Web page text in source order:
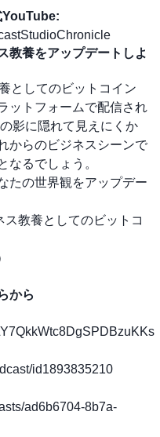
教養をアップデートしよ
としてのビットコイン
ットフォームで配信され
影に隠れて見えにくか
からのビジネスシーンで
なるでしょう。
たの世界観をアップデー
教養としてのビットコ
から
id1893835210
ad6b6704-8b7a-